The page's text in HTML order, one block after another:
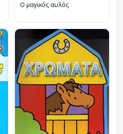
Ο μαγικός αυλός